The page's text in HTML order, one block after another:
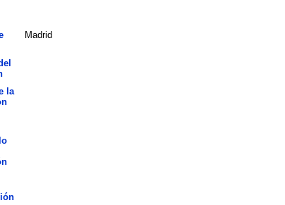
Madrid
la